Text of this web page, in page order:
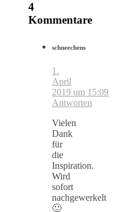
4
Kommentare
schneechens
1.
April
2019 um 15:09
Antworten
Vielen
Dank
für
die
Inspiration.
Wird
sofort
nachgewerkelt
🙂